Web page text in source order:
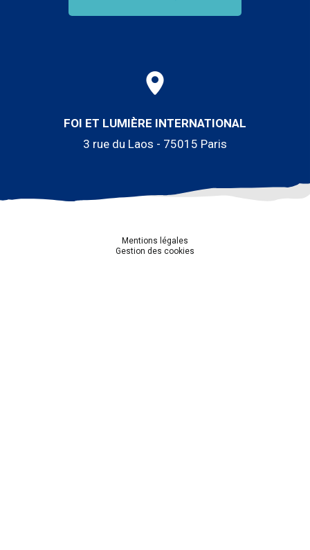
FOI ET LUMIÈRE INTERNATIONAL
3 rue du Laos - 75015 Paris
Mentions légales
Gestion des cookies